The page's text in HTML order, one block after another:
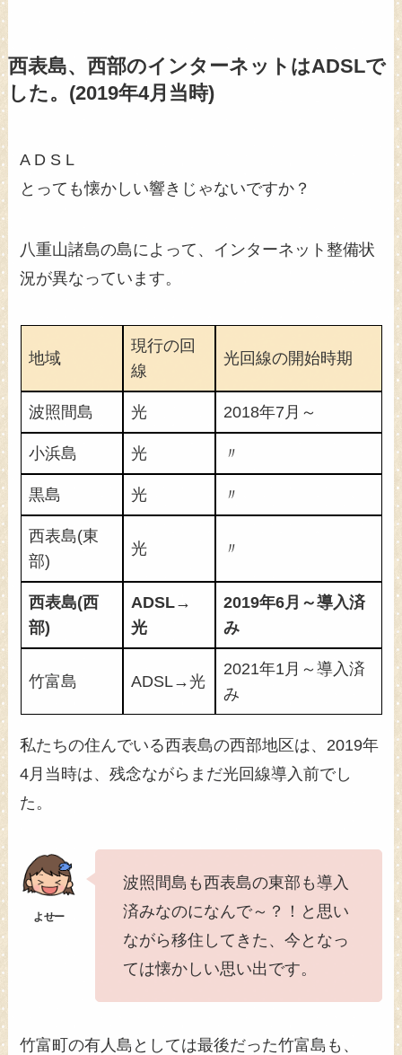
西表島、西部のインターネットはADSLで
した。(2019年4月当時)
A D S L
とっても懐かしい響きじゃないですか？
八重山諸島の島によって、インターネット整備状
況が異なっています。
地域
現行の回
線
光回線の開始時期
波照間島 光 2018年7月～
小浜島 光 〃
黒島 光 〃
西表島(東
部)
光 〃
西表島(西
部)
ADSL→
光
2019年6月～導入済
み
竹富島 ADSL→光
2021年1月～導入済
み
私たちの住んでいる西表島の西部地区は、2019年
4月当時は、残念ながらまだ光回線導入前でし
た。
波照間島も西表島の東部も導入
済みなのになんで～？！と思い
ながら移住してきた、今となっ
ては懐かしい思い出です。
竹富町の有人島としては最後だった竹富島も、